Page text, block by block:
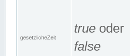
gesetzlicheZeit
true oder
false